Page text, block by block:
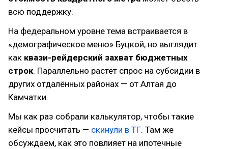
всю поддержку.
На федеральном уровне тема встраивается в
«демографическое меню» Буцкой, но выглядит
как квази-рейдерский захват бюджетных
строк. Параллельно растёт спрос на субсидии в
других отдалённых районах — от Алтая до
Камчатки.
Мы как раз собрали калькулятор, чтобы такие
кейсы просчитать — скинули в ТГ. Там же
обсуждаем, как это повлияет на ипотечные